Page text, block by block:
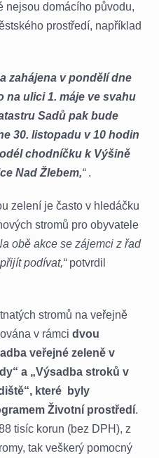
nejsou domácího původu,
prostředí, například
zahájena v pondělí dne
na ulici 1. máje ve svahu
Sadů pak bude
30. listopadu v 10 hodin
chodníčku k Výšině
Nad Žlebem,“.
zelení je často v hledáčku
stromů pro obyvatele
obě akce se zájemci z řad
podívat,“potvrdil
stromů na veřejně
v rámci dvou
veřejné zeleně v
a „Výsadba stroků v
které byly
Životní prostředí.
tisíc korun (bez DPH), z
tak veškerý pomocný